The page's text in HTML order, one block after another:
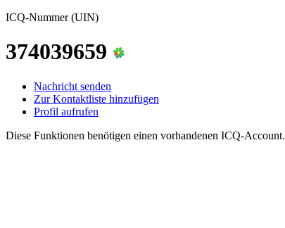
ICQ-Nummer (UIN)
374039659
Nachricht senden
Zur Kontaktliste hinzufügen
Profil aufrufen
Diese Funktionen benötigen einen vorhandenen ICQ-Account.